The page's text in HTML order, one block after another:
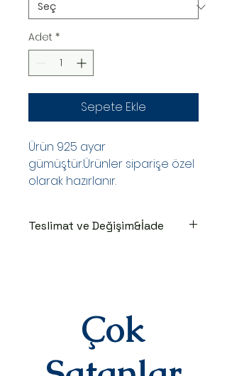
Adet *
Sepete Ekle
Ürün 925 ayar
gümüştür.Ürünler siparişe özel
olarak hazırlanır.
Teslimat ve Değişim&İade
edilir.Kargoya teslim edildiğinde
takip numaranız,anlaşmalı kargo
firmamız olan Yurtiçi Kargo
tarafından size sms olarak iletilir.
DEĞİŞİM&İADE
Çok